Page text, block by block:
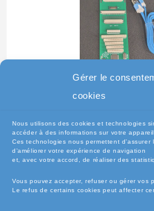
Gérer le
cookies
Nous utilisons des cookies et technologies
accéder à des informations sur votre appareil.
Ces technologies nous permettent d’assurer
d’améliorer votre expérience de navigation
et, avec votre accord, de réaliser des
Vous pouvez accepter, refuser ou gérer vos
Le refus de certains cookies peut affecter